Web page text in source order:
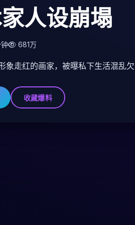
钟 753万
收藏爆料
人设崩塌
681万
象走红的画家，被曝私下生活混乱
收藏爆料
钟 691万
收藏爆料